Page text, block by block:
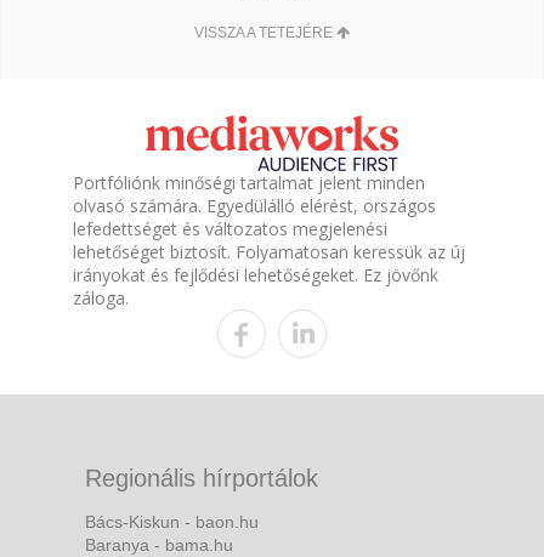
VISSZA A TETEJÉRE
Portfóliónk minőségi tartalmat jelent minden
olvasó számára. Egyedülálló elérést, országos
lefedettséget és változatos megjelenési
lehetőséget biztosít. Folyamatosan keressük az új
irányokat és fejlődési lehetőségeket. Ez jövőnk
záloga.
Regionális hírportálok
Bács-Kiskun - baon.hu
Baranya - bama.hu